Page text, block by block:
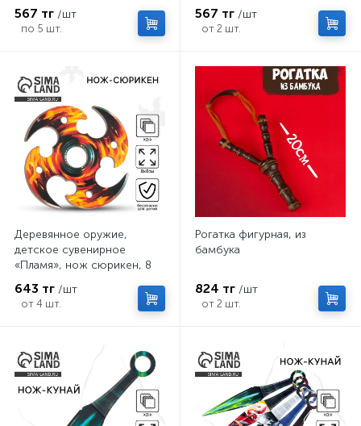
567 тг /шт
по 5 шт.
567 тг /шт
от 2 шт.
Деревянное оружие,
детское сувенирное
«Пламя», нож сюрикен, 8
643 тг /шт
от 4 шт.
Рогатка фигурная, из
бамбука
824 тг /шт
от 2 шт.